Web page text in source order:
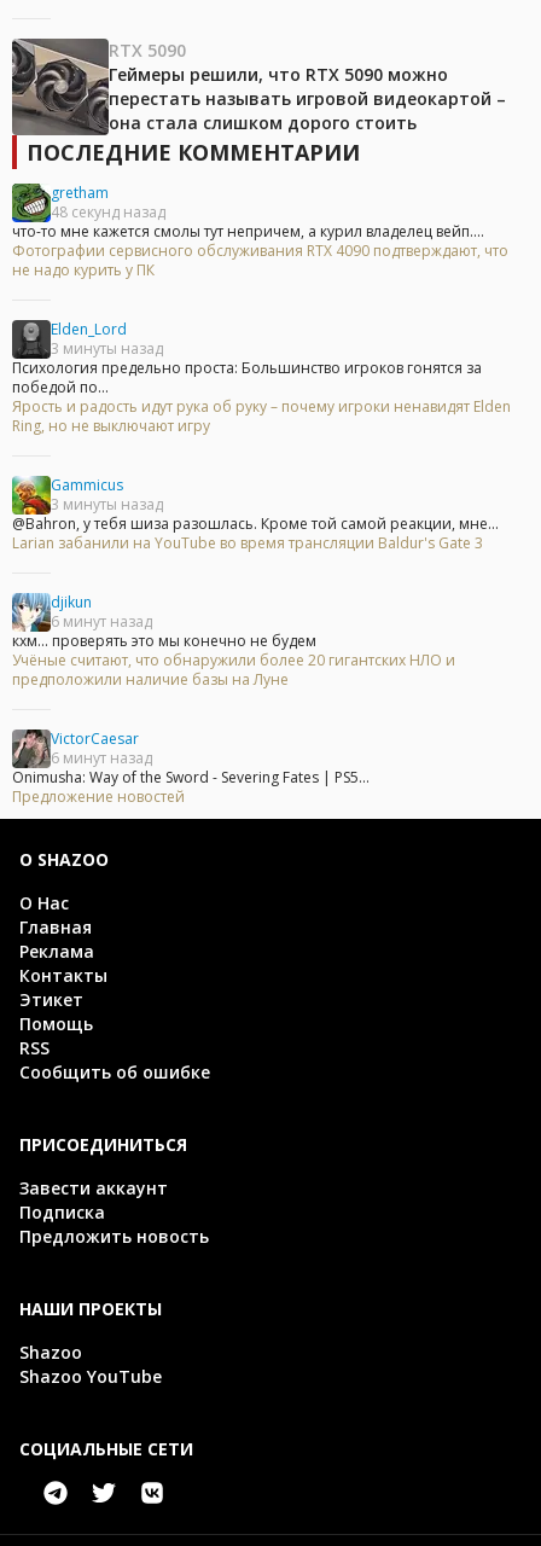
RTX 5090
Геймеры решили, что RTX 5090 можно
перестать называть игровой видеокартой –
она стала слишком дорого стоить
ПОСЛЕДНИЕ КОММЕНТАРИИ
gretham
48 секунд назад
что-то мне кажется смолы тут непричем, а курил владелец вейп....
Фотографии сервисного обслуживания RTX 4090 подтверждают, что
не надо курить у ПК
Elden_Lord
3 минуты назад
Психология предельно проста: Большинство игроков гонятся за
победой по...
Ярость и радость идут рука об руку – почему игроки ненавидят Elden
Ring, но не выключают игру
Gammicus
3 минуты назад
@Bahron, у тебя шиза разошлась. Кроме той самой реакции, мне...
Larian забанили на YouTube во время трансляции Baldur's Gate 3
djikun
6 минут назад
кхм... проверять это мы конечно не будем
Учёные считают, что обнаружили более 20 гигантских НЛО и
предположили наличие базы на Луне
VictorCaesar
6 минут назад
Onimusha: Way of the Sword - Severing Fates | PS5...
Предложение новостей
О SHAZOO
О Нас
Главная
Реклама
Контакты
Этикет
Помощь
RSS
Сообщить об ошибке
ПРИСОЕДИНИТЬСЯ
Завести аккаунт
Подписка
Предложить новость
НАШИ ПРОЕКТЫ
Shazoo
Shazoo YouTube
СОЦИАЛЬНЫЕ СЕТИ